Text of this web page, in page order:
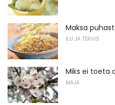
Maksa
ILU JA TERVIS
Miks ei toeta
MAJA